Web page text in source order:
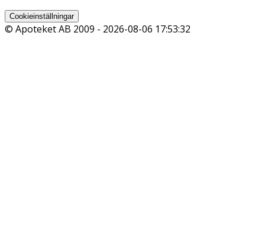
Cookieinställningar
© Apoteket AB 2009 - 2026-08-06 17:53:32